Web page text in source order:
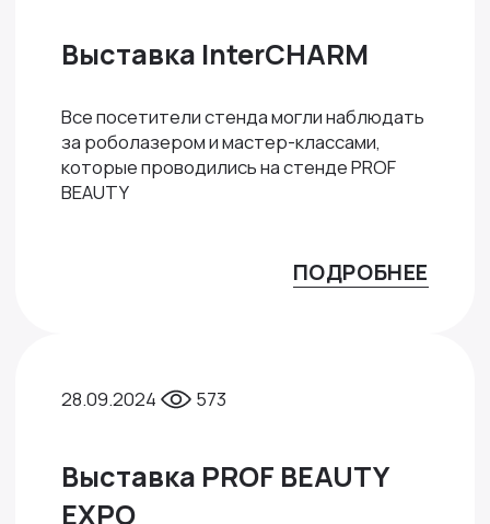
Выставка InterCHARM
Все посетители стенда могли наблюдать
за роболазером и мастер-классами,
которые проводились на стенде PROF
BEAUTY
ПОДРОБНЕЕ
28.09.2024 573
Выставка PROF BEAUTY
EXPO